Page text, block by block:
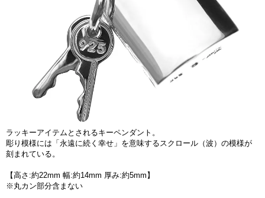
ラッキーアイテムとされるキーペンダント。
彫り模様には「永遠に続く幸せ」を意味するスクロール（波）の模様が
刻まれている。
【高さ:約22mm 幅:約14mm 厚み:約5mm】
※丸カン部分含まない